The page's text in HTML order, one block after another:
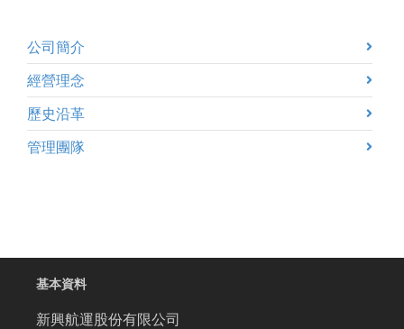
公司簡介
經營理念
歷史沿革
管理團隊
基本資料
新興航運股份有限公司